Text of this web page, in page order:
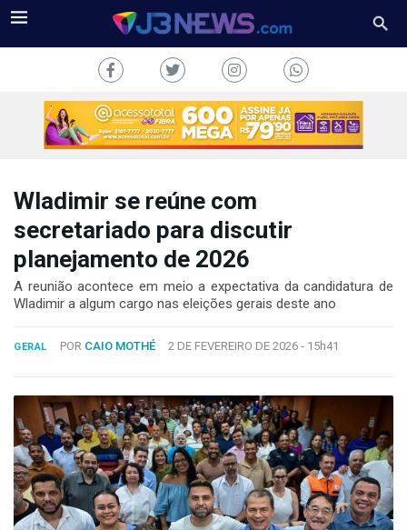
TV
COLUNAS
FALE
CONOSCO
Copyright
2024
Desenvolvido
por
Hesea
Tecnologia
Sistemas
Wladimir se reúne com
secretariado para discutir
planejamento de 2026
A reunião acontece em meio a expectativa da candidatura de
Wladimir a algum cargo nas eleições gerais deste ano
GERAL POR CAIO MOTHÉ 2 DE FEVEREIRO DE 2026 - 15h41